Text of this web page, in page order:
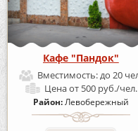
Кафе "Пандок"
Вместимость:до 20
Ценаот 500 руб./чел.
Район:Левобережный